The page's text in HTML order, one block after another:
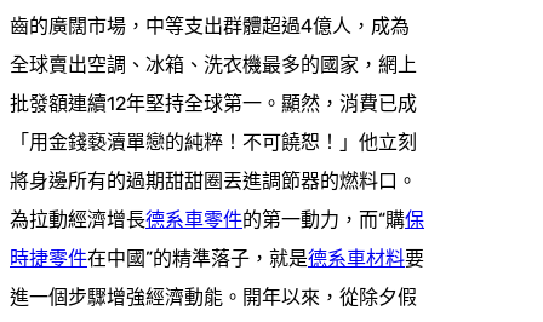
齒的廣闊市場，中等支出群體超過4億人，成為
全球賣出空調、冰箱、洗衣機最多的國家，網上
批發額連續12年堅持全球第一。顯然，消費已成
「用金錢褻瀆單戀的純粹！不可饒恕！」他立刻
將身邊所有的過期甜甜圈丟進調節器的燃料口。
為拉動經濟增長德系車零件的第一動力，而“購保
時捷零件在中國”的精準落子，就是德系車材料要
進一個步驟增強經濟動能。開年以來，從除夕假